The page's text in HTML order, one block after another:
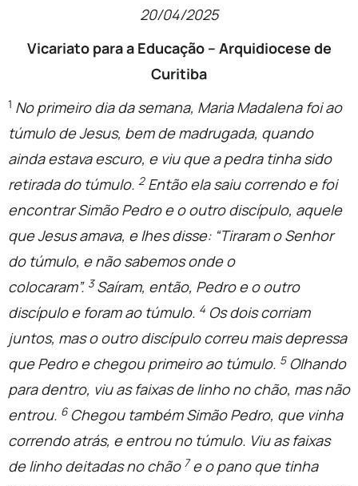
20/04/2025
Vicariato para a Educação – Arquidiocese de
Curitiba
1 No primeiro dia da semana, Maria Madalena foi ao
túmulo de Jesus, bem de madrugada, quando
ainda estava escuro, e viu que a pedra tinha sido
retirada do túmulo. 2Então ela saiu correndo e foi
encontrar Simão Pedro e o outro discípulo, aquele
que Jesus amava, e lhes disse: “Tiraram o Senhor
do túmulo, e não sabemos onde o
colocaram”. 3Saíram, então, Pedro e o outro
discípulo e foram ao túmulo. 4 Os dois corriam
juntos, mas o outro discípulo correu mais depressa
que Pedro e chegou primeiro ao túmulo. 5Olhando
para dentro, viu as faixas de linho no chão, mas não
entrou. 6Chegou também Simão Pedro, que vinha
correndo atrás, e entrou no túmulo. Viu as faixas
de linho deitadas no chão 7e o pano que tinha